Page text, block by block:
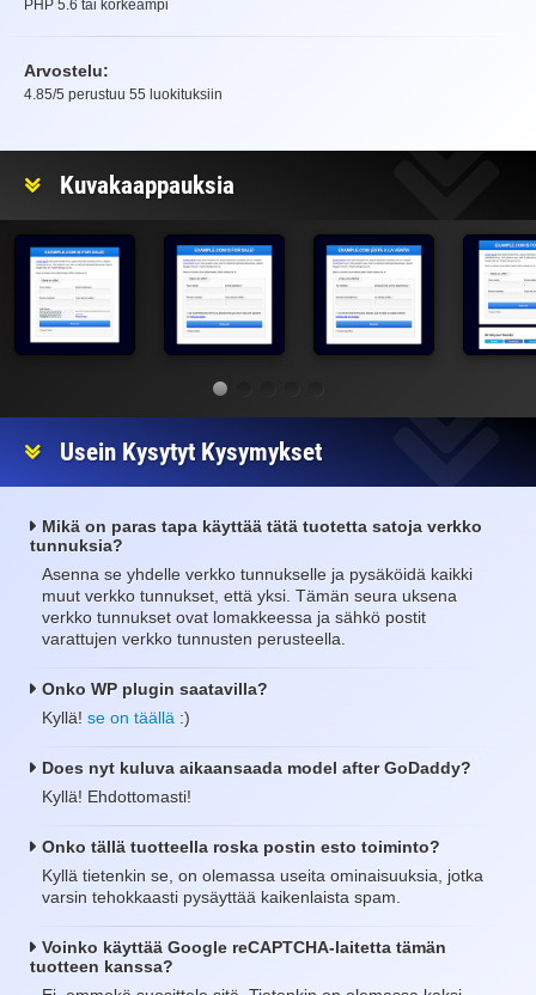
PHP 5.6 tai korkeampi
Arvostelu:
Arvostelu
4.85/5 perustuu 55 luokituksiin
Kuvakaappauksia
Usein Kysytyt Kysymykset
Mikä on paras tapa käyttää tätä tuotetta satoja verkko
tunnuksia?
Asenna se yhdelle verkko tunnukselle ja pysäköidä kaikki
muut verkko tunnukset, että yksi. Tämän seura uksena
verkko tunnukset ovat lomakkeessa ja sähkö postit
varattujen verkko tunnusten perusteella.
Onko WP plugin saatavilla?
Kyllä! se on täällä :)
Does nyt kuluva aikaansaada model after GoDaddy?
Kyllä! Ehdottomasti!
Onko tällä tuotteella roska postin esto toiminto?
Kyllä tietenkin se, on olemassa useita ominaisuuksia, jotka
varsin tehokkaasti pysäyttää kaikenlaista spam.
Voinko käyttää Google reCAPTCHA-laitetta tämän
tuotteen kanssa?